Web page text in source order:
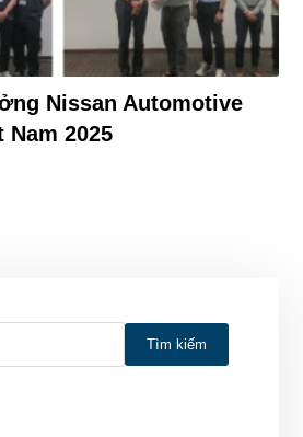
Nissan Automotive
Nam 2025
Tìm kiếm